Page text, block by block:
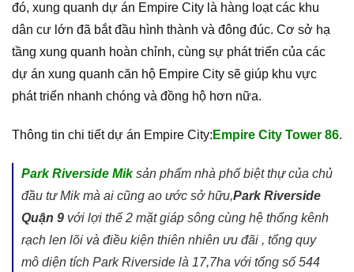
đó, xung quanh dự án Empire City là hàng loạt các khu
dân cư lớn đã bắt đầu hình thành và đông đúc. Cơ sở hạ
tầng xung quanh hoàn chỉnh, cùng sự phát triển của các
dự án xung quanh căn hộ Empire City sẽ giúp khu vực
phát triển nhanh chóng và đồng hộ hơn nữa.
Thông tin chi tiết dự án Empire City: Empire City Tower 86.
Park Riverside Mik sản phẩm nhà phố biệt thự của chủ
đầu tư Mik mà ai cũng ao ước sở hữu,Park Riverside
Quận 9 với lợi thế 2 mặt giáp sông cùng hệ thống kênh
rạch len lõi và điều kiện thiên nhiên ưu đãi , tổng quy
mô diện tích Park Riverside là 17,7ha với tổng số 544